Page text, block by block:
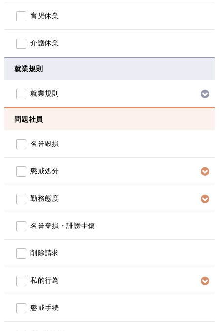
育児休業
介護休業
就業規則
就業規則
問題社員
名誉毀損
懲戒処分
勤務態度
名誉棄損・誹謗中傷
削除請求
私的行為
懲戒手続